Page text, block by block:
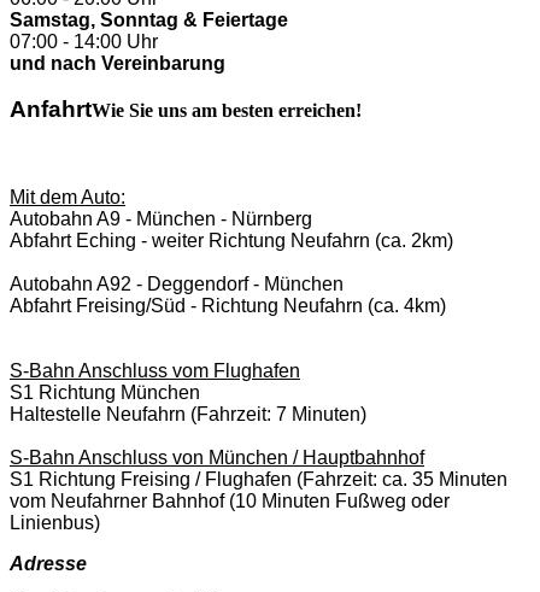
Samstag, Sonntag & Feiertage
07:00 - 14:00 Uhr
und nach Vereinbarung
AnfahrtWie Sie uns am besten erreichen!
Mit dem Auto:
Autobahn A9 - München - Nürnberg
Abfahrt Eching - weiter Richtung Neufahrn (ca. 2km)
Autobahn A92 - Deggendorf - München
Abfahrt Freising/Süd - Richtung Neufahrn (ca. 4km)
S-Bahn Anschluss vom Flughafen
S1 Richtung München
Haltestelle Neufahrn (Fahrzeit: 7 Minuten)
S-Bahn Anschluss von München / Hauptbahnhof
S1 Richtung Freising / Flughafen (Fahrzeit: ca. 35 Minuten
vom Neufahrner Bahnhof (10 Minuten Fußweg oder
Linienbus)
Adresse